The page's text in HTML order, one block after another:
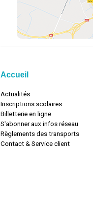
Accueil
Actualités
Inscriptions scolaires
Billetterie en ligne
S'abonner aux infos réseau
Règlements des transports
Contact & Service client